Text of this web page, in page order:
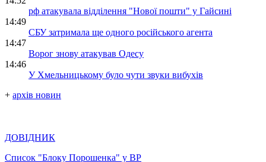
рф атакувала відділення "Нової пошти" у Гайсині
14:49
СБУ затримала ще одного російського агента
14:47
Ворог знову атакував Одесу
14:46
У Хмельницькому було чути звуки вибухів
+ архів новин
ДОВІДНИК
Список "Блоку Порошенка" у ВР